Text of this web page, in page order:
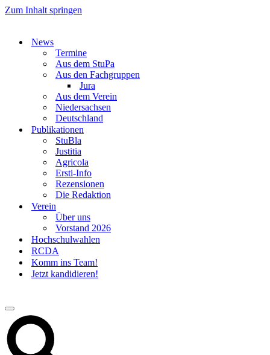
Zum Inhalt springen
News
Termine
Aus dem StuPa
Aus den Fachgruppen
Jura
Aus dem Verein
Niedersachsen
Deutschland
Publikationen
StuBla
Justitia
Agricola
Ersti-Info
Rezensionen
Die Redaktion
Verein
Über uns
Vorstand 2026
Hochschulwahlen
RCDA
Komm ins Team!
Jetzt kandidieren!
Navigations-
Menü